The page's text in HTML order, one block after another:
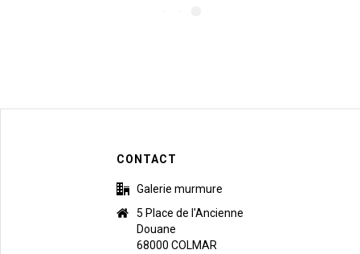
CONTACT
Galerie murmure
5 Place de l'Ancienne
Douane
68000 COLMAR